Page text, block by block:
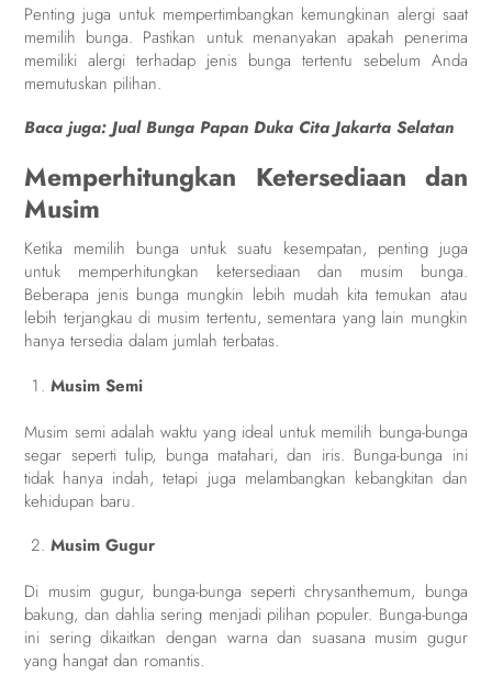
Penting juga untuk mempertimbangkan kemungkinan alergi saat
memilih bunga. Pastikan untuk menanyakan apakah penerima
memiliki alergi terhadap jenis bunga tertentu sebelum Anda
memutuskan pilihan.
Baca juga:Jual Bunga Papan Duka Cita Jakarta Selatan
Memperhitungkan Ketersediaan dan
Musim
Ketika memilih bunga untuk suatu kesempatan, penting juga
untuk memperhitungkan ketersediaan dan musim bunga.
Beberapa jenis bunga mungkin lebih mudah kita temukan atau
lebih terjangkau di musim tertentu, sementara yang lain mungkin
hanya tersedia dalam jumlah terbatas.
Musim Semi
Musim semi adalah waktu yang ideal untuk memilih bunga-bunga
segar seperti tulip, bunga matahari, dan iris. Bunga-bunga ini
tidak hanya indah, tetapi juga melambangkan kebangkitan dan
kehidupan baru.
Musim Gugur
Di musim gugur, bunga-bunga seperti chrysanthemum, bunga
bakung, dan dahlia sering menjadi pilihan populer. Bunga-bunga
ini sering dikaitkan dengan warna dan suasana musim gugur
yang hangat dan romantis.